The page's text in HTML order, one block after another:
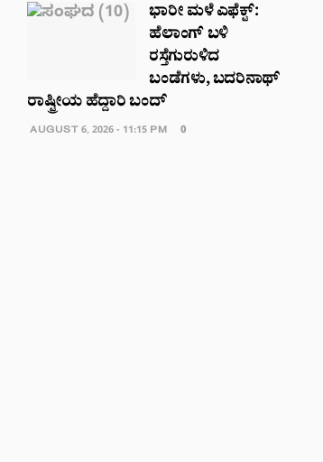
ಭಾರೀ ಮಳೆ ಎಫೆಕ್ಟ್‌:
ಹೆಲಾಂಗ್ ಬಳಿ
ರಸ್ತೆಗುರುಳಿದ
ಬಂಡೆಗಳು, ಬದರಿನಾಥ್‌
ರಾಷ್ಟ್ರೀಯ ಹೆದ್ದಾರಿ ಬಂದ್‌
AUGUST 6, 2026 - 11:15 PM 0